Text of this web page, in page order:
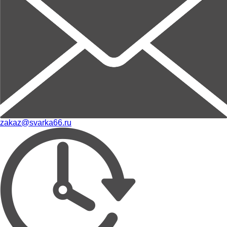
zakaz@svarka66.ru